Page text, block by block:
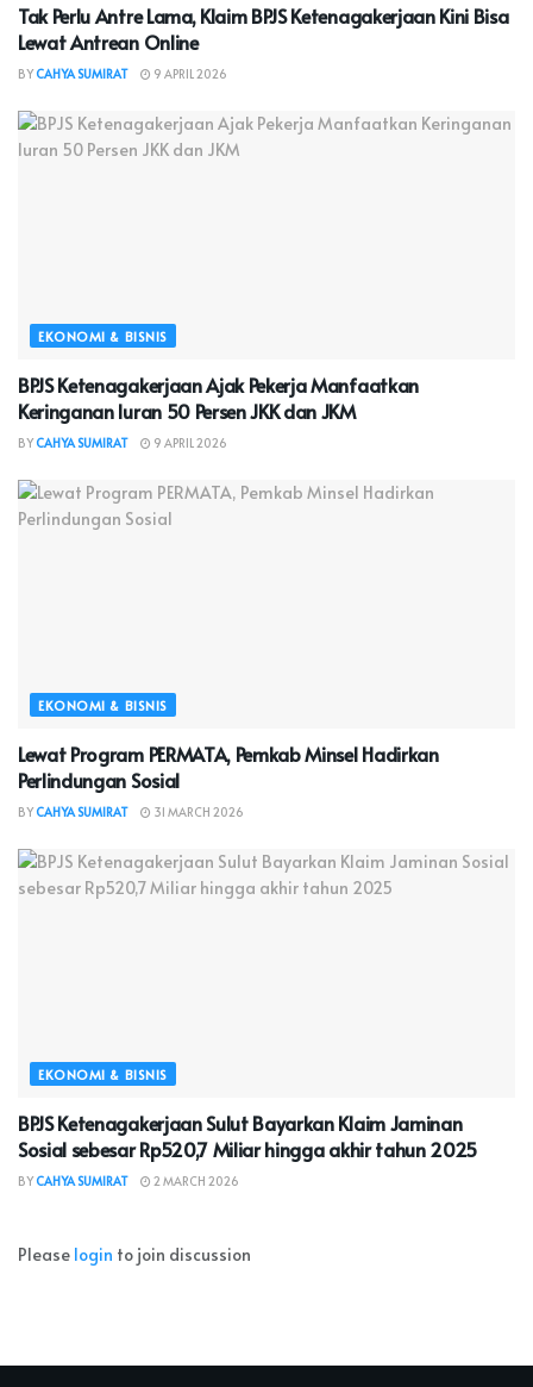
Tak Perlu Antre Lama, Klaim BPJS Ketenagakerjaan Kini Bisa
Lewat Antrean Online
BYCAHYA SUMIRAT 9 APRIL 2026
EKONOMI & BISNIS
BPJS Ketenagakerjaan Ajak Pekerja Manfaatkan
Keringanan Iuran 50 Persen JKK dan JKM
BYCAHYA SUMIRAT 9 APRIL 2026
EKONOMI & BISNIS
Lewat Program PERMATA, Pemkab Minsel Hadirkan
Perlindungan Sosial
BYCAHYA SUMIRAT 31 MARCH 2026
EKONOMI & BISNIS
BPJS Ketenagakerjaan Sulut Bayarkan Klaim Jaminan
Sosial sebesar Rp520,7 Miliar hingga akhir tahun 2025
BYCAHYA SUMIRAT 2 MARCH 2026
Please login to join discussion